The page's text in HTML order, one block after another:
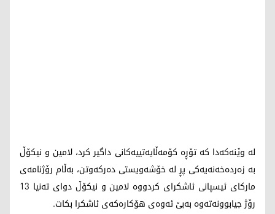
لە وێنەکەدا کە تۆڕە کۆمەڵایەتییەکانی داگیر کرد، لامین و نیکۆڵ
بە زەردەخەنەیەکی پڕ لە خۆشەویستی دەرکەوتن، بەڵام رۆژنامەی
مارکای ئیسپانی ئاشکرای کردووە لامین و نیکۆڵ دوای تەنیا 13
رۆژ جیابوونەتەوە بەبێ ئەوەی هۆکارەکەی ئاشکرا بکات.